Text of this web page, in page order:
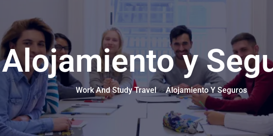
Alojamiento y
Work And Study Travel >Alojamiento Y Seguros